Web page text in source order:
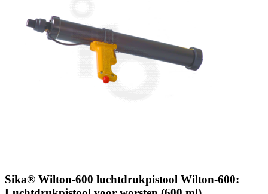
Sika® Wilton-600 luchtdrukpistool Wilton-600: